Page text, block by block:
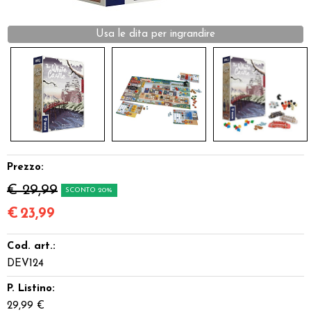
Prezzo:
€ 29,99 SCONTO 20%
€ 23,99
Cod. art.:
DEV124
P. Listino:
29,99 €